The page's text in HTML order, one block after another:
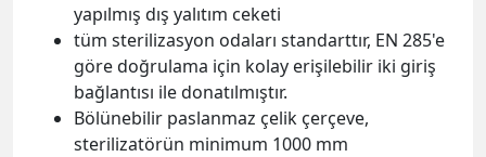
yapılmış dış yalıtım ceketi
tüm sterilizasyon odaları standarttır, EN 285'e
göre doğrulama için kolay erişilebilir iki giriş
bağlantısı ile donatılmıştır.
Bölünebilir paslanmaz çelik çerçeve,
sterilizatörün minimum 1000 mm